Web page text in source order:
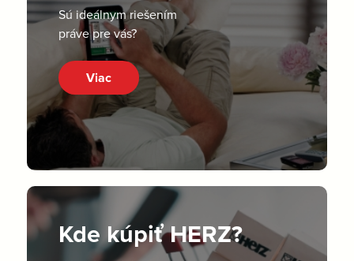
Sú ideálnym riešením
práve pre vás?
Viac
Kde kúpiť HERZ?